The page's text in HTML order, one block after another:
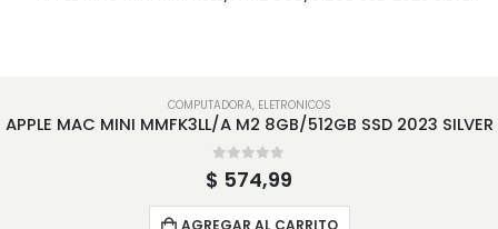
COMPUTADORA, ELETRONICOS
APPLE MAC MINI MMFK3LL/A M2 8GB/512GB SSD 2023 SILVER
out of 5
$ 574,99
AGREGAR AL CARRITO